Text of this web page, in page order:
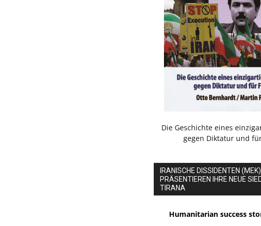
Die Geschichte eines
gegen Diktatur und
IRANISCHE DISSIDENTEN (MEK)
PRÄSENTIEREN IHRE NEUE
TIRANA
Humanitarian success